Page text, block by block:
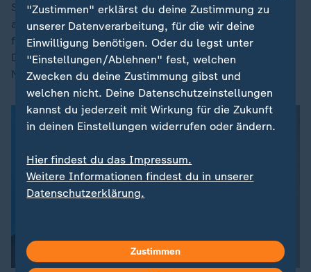
Schweden als Duo sowie Polen, Portugal und Italien
als einzelne Bewerber bemühen sich um den Zuschlag
für das Turnier. Bei der Vergabe der WM 2027 war
Deutschland gemeinsam mit Belgien und den
Niederlanden gegen Brasilien leer ausgegangen.
"Zustimmen" erklärst du deine Zustimmung zu
unserer Datenverarbeitung, für die wir deine
Einwilligung benötigen. Oder du legst unter
"Einstellungen/Ablehnen" fest, welchen
Zwecken du deine Zustimmung gibst und
welchen nicht. Deine Datenschutzeinstellungen
kannst du jederzeit mit Wirkung für die Zukunft
in deinen Einstellungen widerrufen oder ändern.
Hier findest du das Impressum.
Weitere Informationen findest du in unserer
Datenschutzerklärung.
Zustimmen